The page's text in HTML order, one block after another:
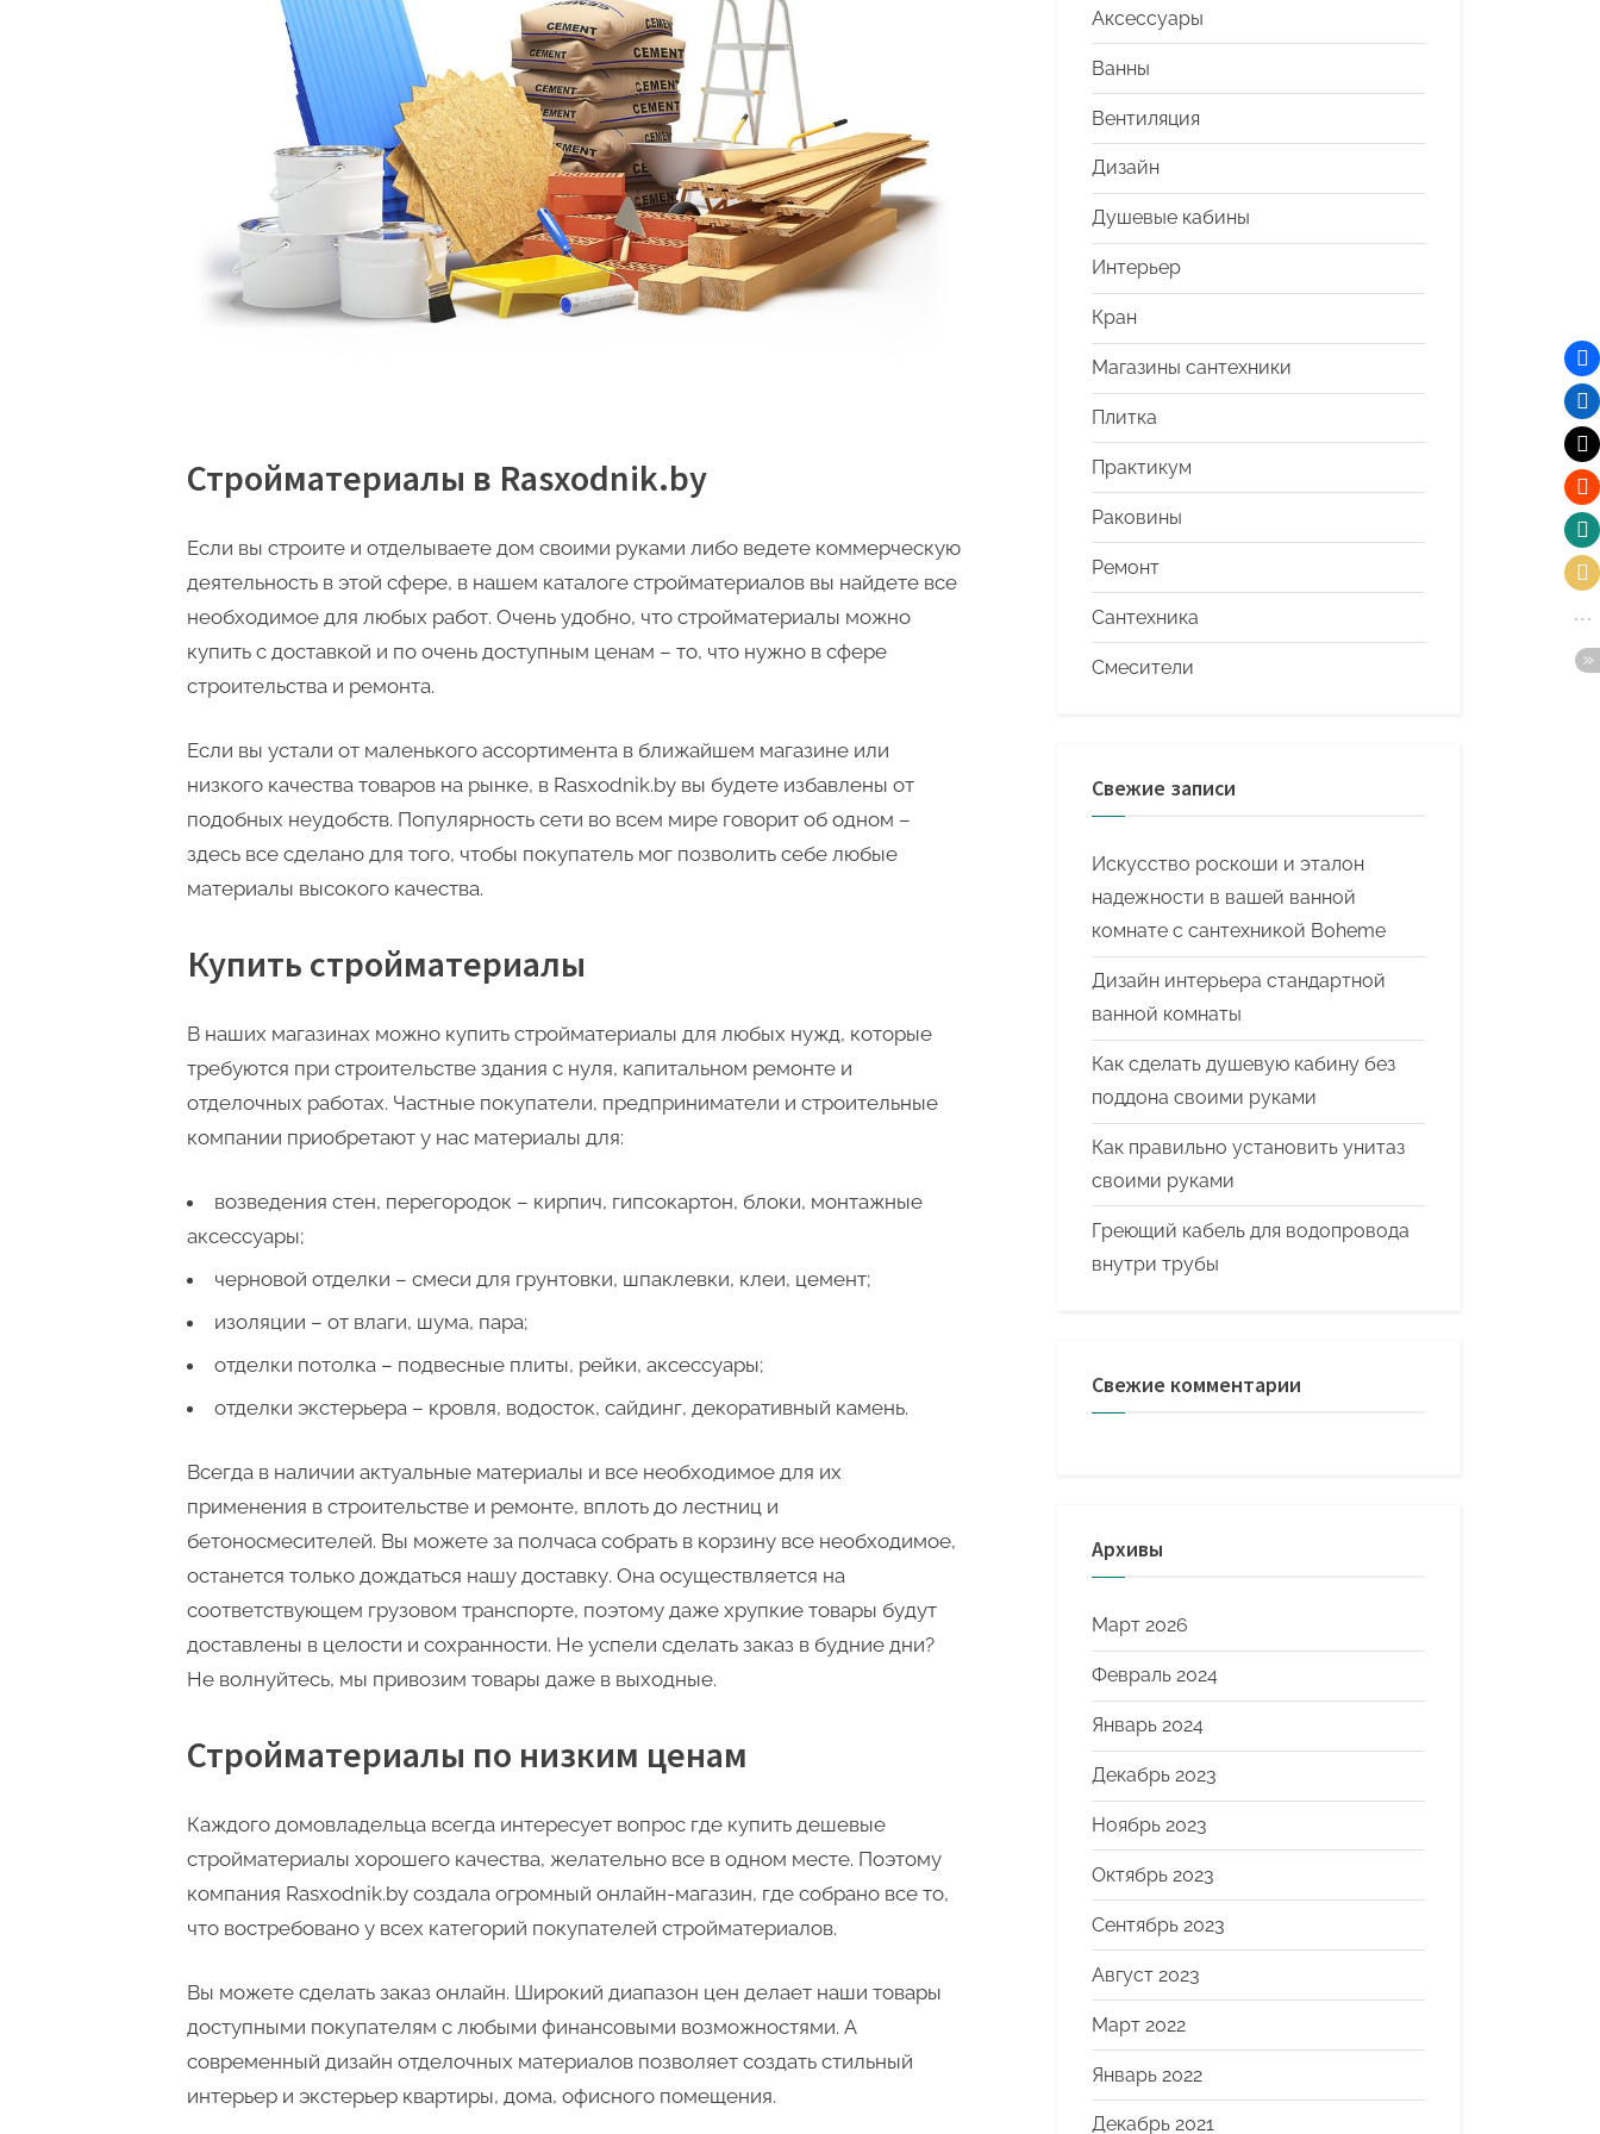
Стройматериалы в Rasxodnik.by
Если вы строите и отделываете дом своими руками либо ведете коммерческую
деятельность в этой сфере, в нашем каталоге стройматериалов вы найдете все
необходимое для любых работ. Очень удобно, что стройматериалы можно
купить с доставкой и по очень доступным ценам – то, что нужно в сфере
строительства и ремонта.
Если вы устали от маленького ассортимента в ближайшем магазине или
низкого качества товаров на рынке, в Rasxodnik.by вы будете избавлены от
подобных неудобств. Популярность сети во всем мире говорит об одном –
здесь все сделано для того, чтобы покупатель мог позволить себе любые
материалы высокого качества.
Купить стройматериалы
В наших магазинах можно купить стройматериалы для любых нужд, которые
требуются при строительстве здания с нуля, капитальном ремонте и
отделочных работах. Частные покупатели, предприниматели и строительные
компании приобретают у нас материалы для:
возведения стен, перегородок – кирпич, гипсокартон, блоки, монтажные
аксессуары;
черновой отделки – смеси для грунтовки, шпаклевки, клеи, цемент;
изоляции – от влаги, шума, пара;
отделки потолка – подвесные плиты, рейки, аксессуары;
отделки экстерьера – кровля, водосток, сайдинг, декоративный камень.
Всегда в наличии актуальные материалы и все необходимое для их
применения в строительстве и ремонте, вплоть до лестниц и
бетоносмесителей. Вы можете за полчаса собрать в корзину все необходимое,
останется только дождаться нашу доставку. Она осуществляется на
соответствующем грузовом транспорте, поэтому даже хрупкие товары будут
доставлены в целости и сохранности. Не успели сделать заказ в будние дни?
Не волнуйтесь, мы привозим товары даже в выходные.
Стройматериалы по низким ценам
Каждого домовладельца всегда интересует вопрос где купить дешевые
стройматериалы хорошего качества, желательно все в одном месте. Поэтому
компания Rasxodnik.by создала огромный онлайн-магазин, где собрано все то,
что востребовано у всех категорий покупателей стройматериалов.
Вы можете сделать заказ онлайн. Широкий диапазон цен делает наши товары
доступными покупателям с любыми финансовыми возможностями. А
современный дизайн отделочных материалов позволяет создать стильный
интерьер и экстерьер квартиры, дома, офисного помещения.
Аксессуары
Ванны
Вентиляция
Дизайн
Душевые кабины
Интерьер
Кран
Магазины сантехники
Плитка
Практикум
Раковины
Ремонт
Сантехника
Смесители
Свежие записи
Искусство роскоши и эталон
надежности в вашей ванной
комнате с сантехникой Boheme
Дизайн интерьера стандартной
ванной комнаты
Как сделать душевую кабину без
поддона своими руками
Как правильно установить унитаз
своими руками
Греющий кабель для водопровода
внутри трубы
Свежие комментарии
Архивы
Март 2026
Февраль 2024
Январь 2024
Декабрь 2023
Ноябрь 2023
Октябрь 2023
Сентябрь 2023
Август 2023
Март 2022
Январь 2022
Декабрь 2021